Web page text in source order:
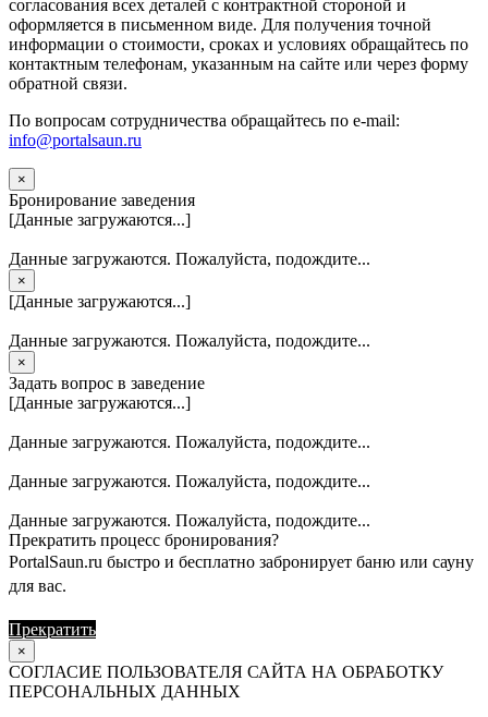
согласования всех деталей с контрактной стороной и
оформляется в письменном виде. Для получения точной
информации о стоимости, сроках и условиях обращайтесь по
контактным телефонам, указанным на сайте или через форму
обратной связи.
По вопросам сотрудничества обращайтесь по e-mail:
info@portalsaun.ru
×
Бронирование заведения
[Данные загружаются...]
Данные загружаются. Пожалуйста, подождите...
×
[Данные загружаются...]
Данные загружаются. Пожалуйста, подождите...
×
Задать вопрос в заведение
[Данные загружаются...]
Данные загружаются. Пожалуйста, подождите...
Данные загружаются. Пожалуйста, подождите...
Данные загружаются. Пожалуйста, подождите...
Прекратить процесс бронирования?
PortalSaun.ru быстро и бесплатно забронирует баню или сауну
для вас.
Прекратить
×
СОГЛАСИЕ ПОЛЬЗОВАТЕЛЯ САЙТА НА ОБРАБОТКУ
ПЕРСОНАЛЬНЫХ ДАННЫХ